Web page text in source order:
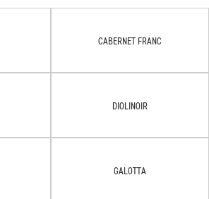
CABERNET FRANC
DIOLINOIR
GALOTTA